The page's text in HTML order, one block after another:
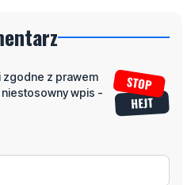
zgodne z prawem
wpis -